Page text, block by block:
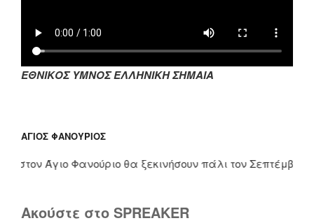
ΕΘΝΙΚΟΣ ΥΜΝΟΣ ΕΛΛΗΝΙΚΗ ΣΗΜΑΙΑ
ΆΓΙΟΣ ΦΑΝΟΎΡΙΟΣ
Άγιο Φανούριο θα ξεκινήσουν πάλι τον Σεπτέμβριο.
Ακούστε στο SPREAKER